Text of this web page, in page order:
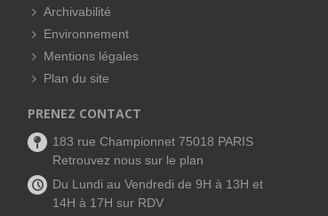
Archivabilité
Environnement
Mentions légales
Plan du site
PRENEZ CONTACT
183 rue Championnet 75018 PARIS
Retrouvez nous sur le plan
Du Lundi au Vendredi de 9H à 13H et
14H à 17H sur RDV